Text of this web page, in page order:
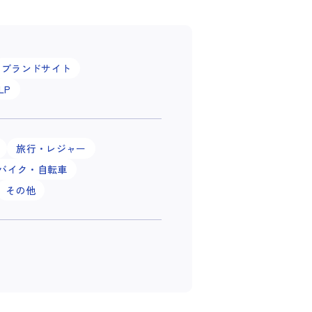
ブランドサイト
旅行・レジャー
イク・自転車
その他